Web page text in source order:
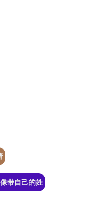
带自己的姓